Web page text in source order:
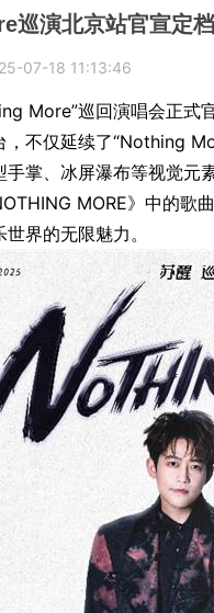
巡演北京站官宣定
07-18 11:13:46
More”巡回演唱会正式
，不仅延续了“Nothing
手掌、冰屏瀑布等视觉元
MORE》中的歌
界的无限魅力。
德妃正式官宣罗
代言人